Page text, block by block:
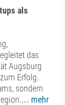
als
das
Augsburg
Erfolg.
sondern
... mehr